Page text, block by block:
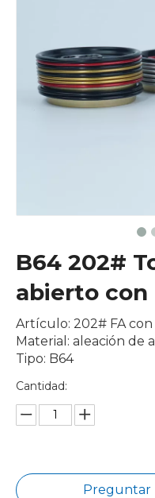
B64 202#
abierto con
Artículo: 202# FA
Material: aleación de
Tipo: B64
Cantidad:
Preguntar